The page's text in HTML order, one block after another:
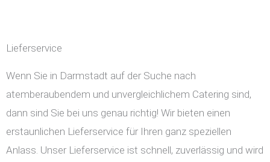
Lieferservice
Wenn Sie in Darmstadt auf der Suche nach
atemberaubendem und unvergleichlichem Catering sind,
dann sind Sie bei uns genau richtig! Wir bieten einen
erstaunlichen Lieferservice für Ihren ganz speziellen
Anlass. Unser Lieferservice ist schnell, zuverlässig und wird